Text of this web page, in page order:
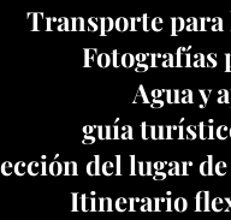
Transporte para
Fotografías
Agua y
guía
del lugar
Itinerario